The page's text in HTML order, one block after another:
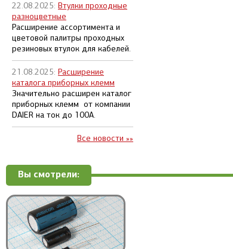
22.08.2025: Втулки проходные
разноцветные
Расширение ассортимента и
цветовой палитры проходных
резиновых втулок для кабелей.
21.08.2025: Расширение
каталога приборных клемм
Значительно расширен каталог
приборных клемм от компании
DAIER на ток до 100А.
Все новости »»
Вы смотрели: